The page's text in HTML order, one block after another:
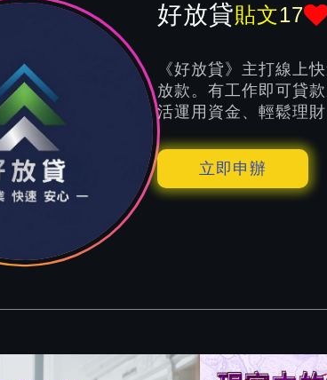
好放貸貼文17
《好放貸》主打線上
放款。有工作即可貸
活運用資金、輕鬆理財
立即申辦